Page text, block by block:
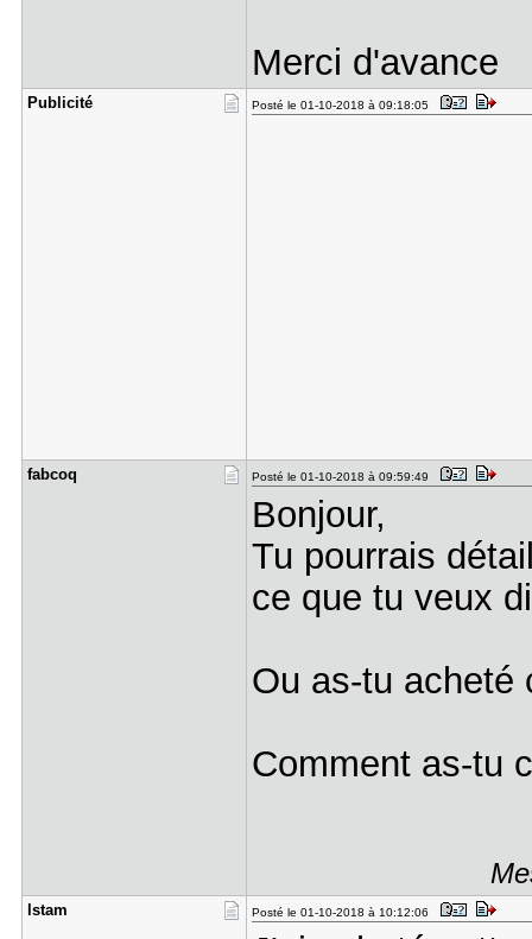
Merci d'avance
Publicité Posté le 01-10-2018 à 09:18:05
fabcoq Posté le 01-10-2018 à 09:59:49
Bonjour,
Tu pourrais
ce que tu veux
Ou as-tu acheté
Comment as-tu
lstam Posté le 01-10-2018 à 10:12:06